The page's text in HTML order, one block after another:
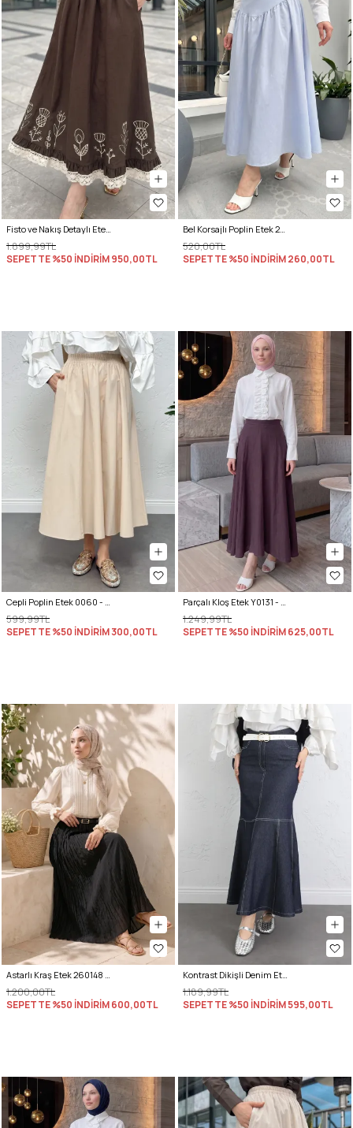
Fisto ve Nakış Detaylı Etek 2329 - KAHVERENGİ
1.899,99TL
SEPETTE %50 İNDİRİM950,00TL
Bel Korsajlı Poplin Etek 26061 - BEBE MAVİSİ
520,00TL
SEPETTE %50 İNDİRİM260,00TL
Cepli Poplin Etek 0060 - EKRU
599,99TL
SEPETTE %50 İNDİRİM300,00TL
Parçalı Kloş Etek Y0131 - VİŞNE ÇÜRÜĞÜ
1.249,99TL
SEPETTE %50 İNDİRİM625,00TL
Astarlı Kraş Etek 260148 - SİYAH
1.200,00TL
SEPETTE %50 İNDİRİM600,00TL
Kontrast Dikişli Denim Etek Y0115 - LACİVERT
1.189,99TL
SEPETTE %50 İNDİRİM595,00TL